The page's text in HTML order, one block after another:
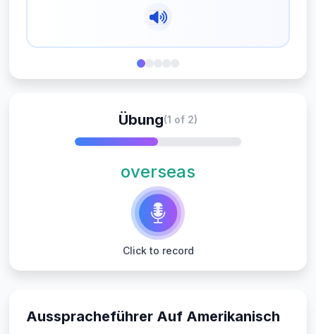
Ausspracheführer Auf Amerikanisch
Übung(1 of 2)
overseas
Click to record